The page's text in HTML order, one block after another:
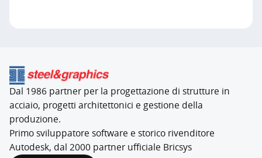
Dal 1986 partner per la progettazione di strutture in
acciaio, progetti architettonici e gestione della
produzione.
Primo sviluppatore software e storico rivenditore
Autodesk, dal 2000 partner ufficiale Bricsys